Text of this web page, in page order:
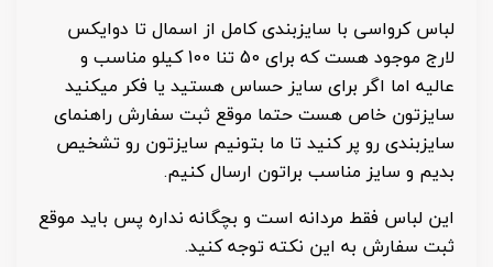
لباس کرواسی با سایزبندی کامل از اسمال تا دوایکس
لارج موجود هست که برای 50 تنا 100 کیلو مناسب و
عالیه اما اگر برای سایز حساس هستید یا فکر میکنید
سایزتون خاص هست حتما موقع ثبت سفارش راهنمای
سایزبندی رو پر کنید تا ما بتونیم سایزتون رو تشخیص
بدیم و سایز مناسب براتون ارسال کنیم.
این لباس فقط مردانه است و بچگانه نداره پس باید موقع
ثبت سفارش به این نکته توجه کنید.